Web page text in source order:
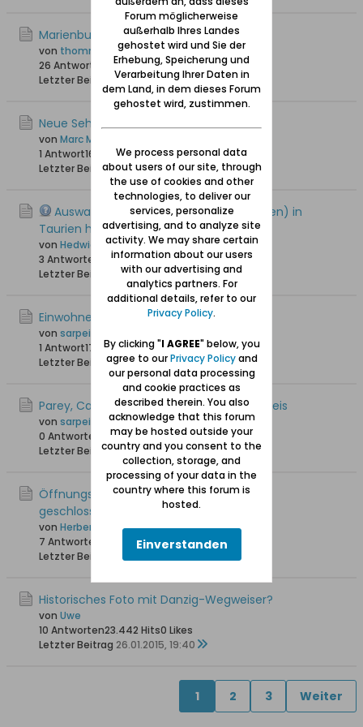
Marienburg/Schloss Kaldowo
von thommy
26 Antworten
25.367 Hits0 Likes
Letzter Beitrag
08.08.2019, 18:58
Neue Sehenswürdigkeit in Marienburg
von Marc Malbork
1 Antwort16.370 Hits0 Likes
Letzter Beitrag26.08.2018, 21:07
Auswanderer Kutsch nach Rosengart(en) in
Taurien heute Ukraine
von Hedwig-Pauline
3 Antworten
14.699 Hits0 Likes
Letzter Beitrag
10.02.2018, 11:53
Einwohnerliste Heubuden Stogi/Stożki
von sarpei
1 Antwort17.215 Hits0 Likes
Letzter Beitrag06.03.2016, 00:51
Parey, Carl - Bücher zum Marienburger Kreis
von sarpei
0 Antworten
13.476 Hits0 Likes
Letzter Beitrag 14.03.2015, 17:13
Öffnungszeiten der Marienburg (Montag
geschlossen)
von Herbert Claaßen
7 Antworten
18.414 Hits0 Likes
Letzter Beitrag
05.03.2015, 23:44
Historisches Foto mit Danzig-Wegweiser?
von Uwe
10 Antworten23.442 Hits0 Likes
Letzter Beitrag 26.01.2015, 19:40
1 2 3 Weiter
Forum möglicherweise
außerhalb Ihres Landes
gehostet wird und Sie der
Erhebung, Speicherung und
Verarbeitung Ihrer Daten in
dem Land, in dem dieses Forum
gehostet wird, zustimmen.
We process personal data
about users of our site, through
the use of cookies and other
technologies, to deliver our
services, personalize
advertising, and to analyze site
activity. We may share certain
information about our users
with our advertising and
analytics partners. For
additional details, refer to our
Privacy Policy.
By clicking "I AGREE" below, you
agree to ourPrivacy Policyand
our personal data processing
and cookie practices as
described therein. You also
acknowledge that this forum
may be hosted outside your
country and you consent to the
collection, storage, and
processing of your data in the
country where this forum is
hosted.
Einverstanden